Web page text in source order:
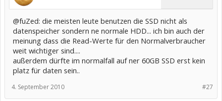
@fuZed: die meisten leute benutzen die SSD nicht als
datenspeicher sondern ne normale HDD... ich bin auch der
meinung dass die Read-Werte für den Normalverbraucher
weit wichtiger sind....
außerdem dürfte im normalfall auf ner 60GB SSD erst kein
platz für daten sein..
#27
4. September 2010